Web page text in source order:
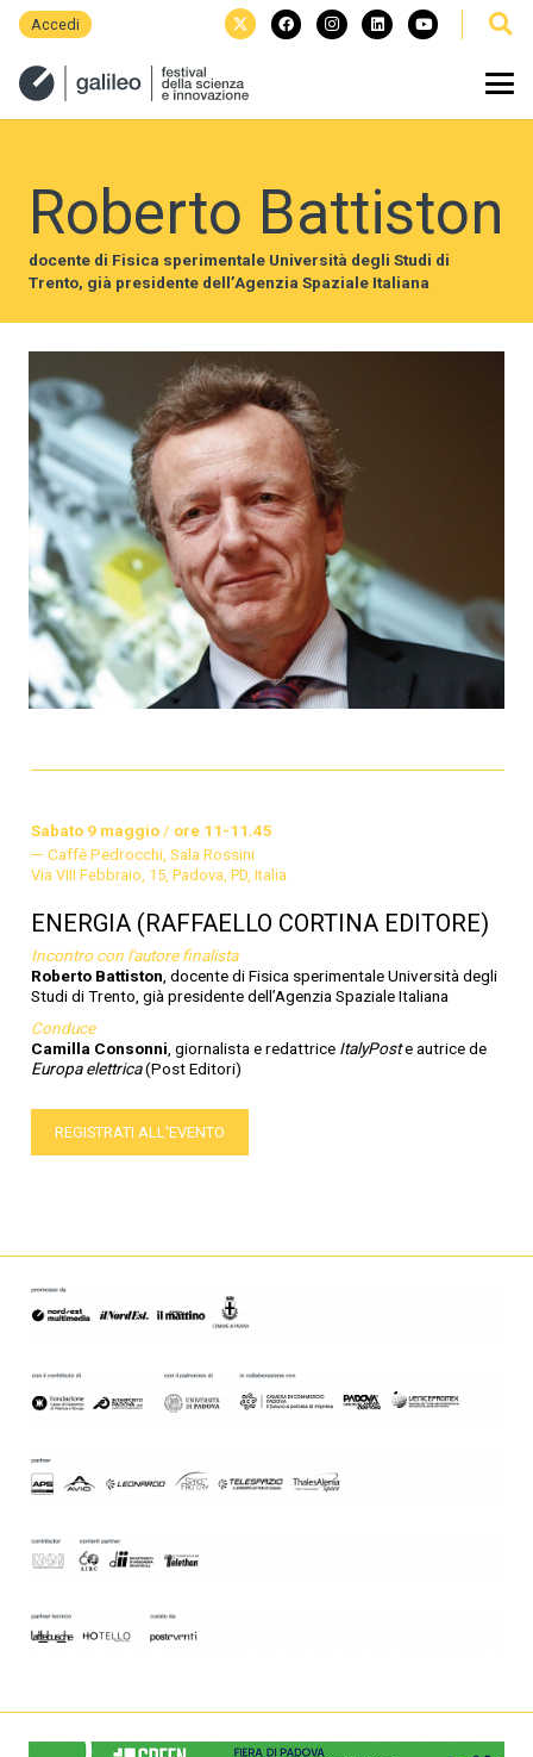
Accedi
Roberto Battiston
docente di Fisica sperimentale Università degli Studi di
Trento, già presidente dell’Agenzia Spaziale Italiana
Sabato 9 maggio / ore 11-11.45
Caffè Pedrocchi, Sala Rossini
Via VIII Febbraio, 15, Padova, PD, Italia
ENERGIA (RAFFAELLO CORTINA EDITORE)
Incontro con l'autore finalista
Roberto Battiston , docente di Fisica sperimentale Università degli
Studi di Trento, già presidente dell’Agenzia Spaziale Italiana
Conduce
Camilla Consonni , giornalista e redattrice ItalyPoste autrice de
Europa elettrica(Post Editori)
REGISTRATI ALL'EVENTO